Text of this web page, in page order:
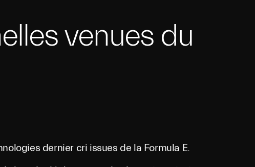
venues du
dernier cri issues de la Formula E.